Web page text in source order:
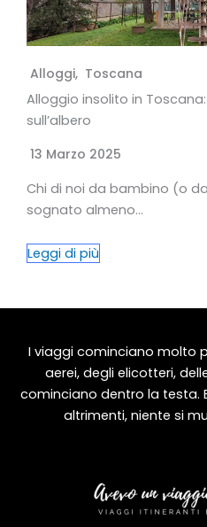
Alloggi, Toscana
Alloggio insolito in
sull’albero
13 Marzo 2025
Chi di noi da bambino (o
sognato almeno…
Leggi di più
I viaggi cominciano molto
aerei, degli elicotteri,
cominciano dentro la testa.
altrimenti, niente si